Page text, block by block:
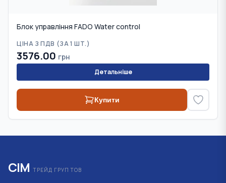
Блок управління FADO Water control
ЦІНА З ПДВ (ЗА 1 ШТ.)
3576.00 грн
Детальніше
Купити
СІМ ТРЕЙД ГРУП ТОВ